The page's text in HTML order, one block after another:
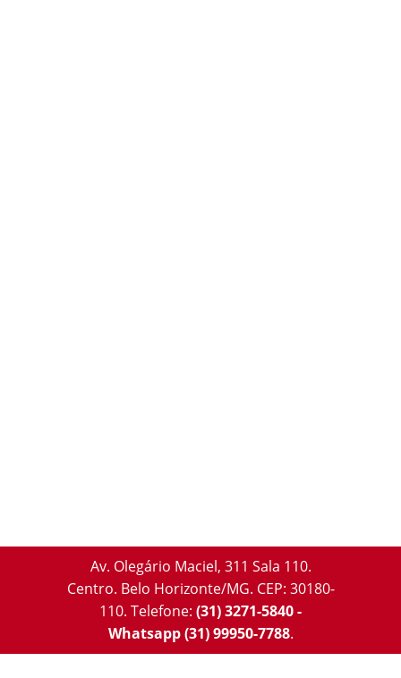
Av. Olegário Maciel, 311 Sala 110.
Centro. Belo Horizonte/MG. CEP: 30180-
110. Telefone: (31) 3271-5840 -
Whatsapp (31) 99950-7788.